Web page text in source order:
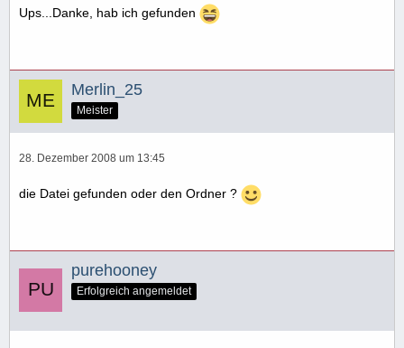
Ups...Danke, hab ich gefunden
Merlin_25
Meister
28. Dezember 2008 um 13:45
die Datei gefunden oder den Ordner ?
purehooney
Erfolgreich angemeldet